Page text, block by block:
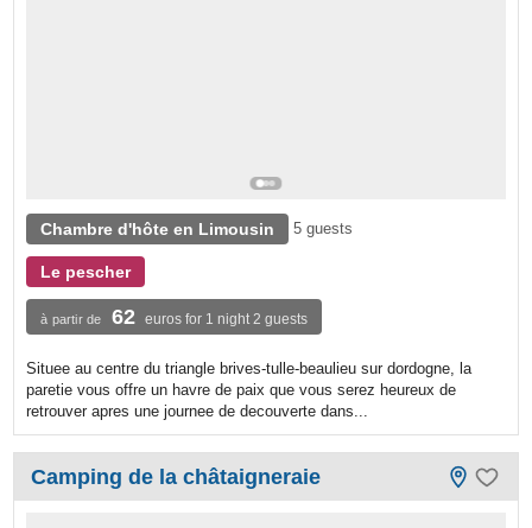
Chambre d'hôte en Limousin 5 guests
Le pescher
à partir de 62 euros for 1 night 2 guests
Situee au centre du triangle brives-tulle-beaulieu sur dordogne, la
paretie vous offre un havre de paix que vous serez heureux de
retrouver apres une journee de decouverte dans...
Camping de la châtaigneraie